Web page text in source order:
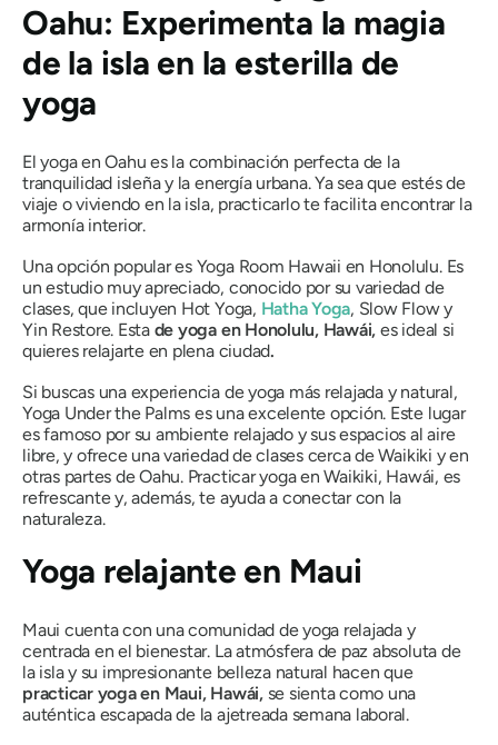
Oahu: Experimenta la magia
de la isla en la esterilla de
yoga
El yoga en Oahu es la combinación perfecta de la
tranquilidad isleña y la energía urbana. Ya sea que estés de
viaje o viviendo en la isla, practicarlo te facilita encontrar la
armonía interior.
Una opción popular es Yoga Room Hawaii en Honolulu. Es
un estudio muy apreciado, conocido por su variedad de
clases, que incluyen Hot Yoga, Hatha Yoga, Slow Flow y
Yin Restore. Esta de yoga en Honolulu, Hawái, es ideal si
quieres relajarte en plena ciudad.
Si buscas una experiencia de yoga más relajada y natural,
Yoga Under the Palms es una excelente opción. Este lugar
es famoso por su ambiente relajado y sus espacios al aire
libre, y ofrece una variedad de clases cerca de Waikiki y en
otras partes de Oahu. Practicar yoga en Waikiki, Hawái, es
refrescante y, además, te ayuda a conectar con la
naturaleza.
Yoga relajante en Maui
Maui cuenta con una comunidad de yoga relajada y
centrada en el bienestar. La atmósfera de paz absoluta de
la isla y su impresionante belleza natural hacen que
practicar yoga en Maui, Hawái,se sienta como una
auténtica escapada de la ajetreada semana laboral.